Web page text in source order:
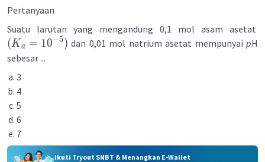
Pertanyaan
Suatu larutan yang mengandung 0,1 mol asam asetat
(K a = 10−5) dan 0,01 mol natrium asetat mempunyai pH
sebesar ...
3
4
5
6
7
Ikuti Tryout SNBT & Menangkan E-Wallet